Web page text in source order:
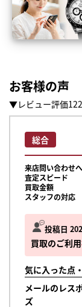
お客様の声
▼レビュー評価
投稿日
買取のご利用
気に入った点
メールのレス
ズ
総合
来店問い合わせ
査定スピード
買取金額
スタッフの対応